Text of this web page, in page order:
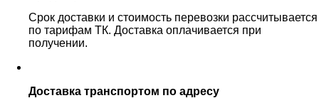
Срок доставки и стоимость перевозки рассчитывается
по тарифам ТК. Доставка оплачивается при
получении.
Доставка транспортом по адресу